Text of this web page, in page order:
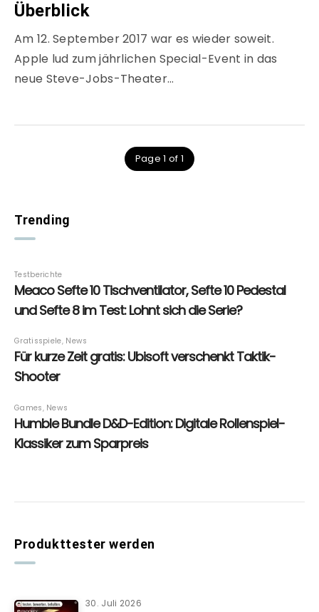
Überblick
Am 12. September 2017 war es wieder soweit.
Apple lud zum jährlichen Special-Event in das
neue Steve-Jobs-Theater…
Page 1 of 1
Trending
Produkttester werden
30. Juli 2026